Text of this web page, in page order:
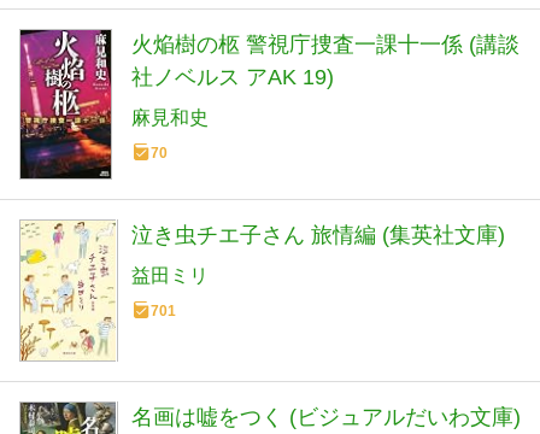
火焔樹の柩 警視庁捜査一課十一係 (講談
社ノベルス アAK 19)
麻見和史
70
泣き虫チエ子さん 旅情編 (集英社文庫)
益田ミリ
701
名画は嘘をつく (ビジュアルだいわ文庫)